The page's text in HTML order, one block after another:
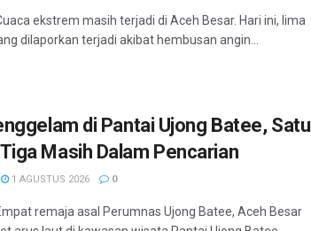
ekstrem masih terjadi di Aceh Besar. Hari ini, lima
dilaporkan terjadi akibat hembusan angin...
di Pantai Ujong Batee, Satu
Masih Dalam Pencarian
1 AGUSTUS 2026 0
remaja asal Perumnas Ujong Batee, Aceh Besar